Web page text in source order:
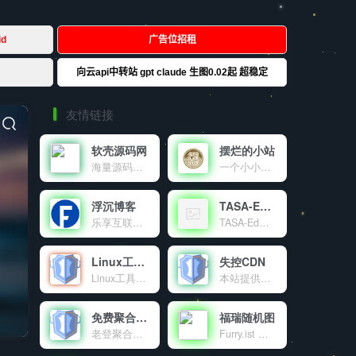
友情链接
软壳源码网
海量源码、程序软件、技术资源共享
摆烂的小站
一个小小的世界
浮沉博客
乐享互联网资源及IT技术的个人博客
TASA-Ed官网
TASA-Ed工作室官网！
Linux工具箱
Linux工具箱是一个功能强大的Linux系统管理工具，提供系统优化、虚拟内存管理、DNS配置、软件源更换等多种功能，让Linux服务器管理变得简单高效。
失控CDN
本站提供的免费公益CDN
免费聚合登录
老登聚合登录是老登互联网科技有限公司旗下的社会化账号聚合登录系统，让网站的最终用户可以一站式选择使用包括微信、微博、QQ、百度等多种社会化帐号登录该站点。简化用户注册登录过程、改善用户浏览站点的体验、迅速提高网站注册量和用户数据量。有完善的开发文档与SDK，方便开发者快速接入。
福瑞随机图
Furry.ist 是一个有趣又高质量的兽装图片分享平台，通过简单的 API 调用，让开发者和爱好者轻松获取丰富的资源。分享，是乐趣；探索，是热爱。这里，趣味与创意交融，等你来发现！